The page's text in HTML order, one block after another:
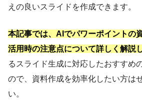
えの良いスライドを作成できます。
本記事では、AIでパワーポイントの
活用時の注意点について詳しく解説
るスライド生成に対応したおすすめ
ので、資料作成を効率化したい方は
い。